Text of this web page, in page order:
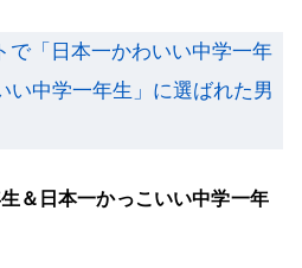
＆日本一かっこいい中学一年